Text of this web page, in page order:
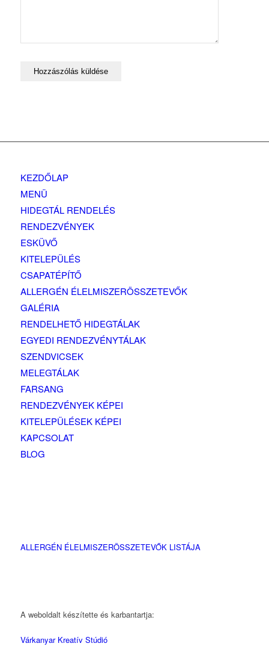
KEZDŐLAP
MENÜ
HIDEGTÁL RENDELÉS
RENDEZVÉNYEK
ESKÜVŐ
KITELEPÜLÉS
CSAPATÉPÍTŐ
ALLERGÉN ÉLELMISZERÖSSZETEVŐK
GALÉRIA
RENDELHETŐ HIDEGTÁLAK
EGYEDI RENDEZVÉNYTÁLAK
SZENDVICSEK
MELEGTÁLAK
FARSANG
RENDEZVÉNYEK KÉPEI
KITELEPÜLÉSEK KÉPEI
KAPCSOLAT
BLOG
ALLERGÉN ÉLELMISZERÖSSZETEVŐK LISTÁJA
A weboldalt készítette és karbantartja:
Várkanyar Kreatív Stúdió